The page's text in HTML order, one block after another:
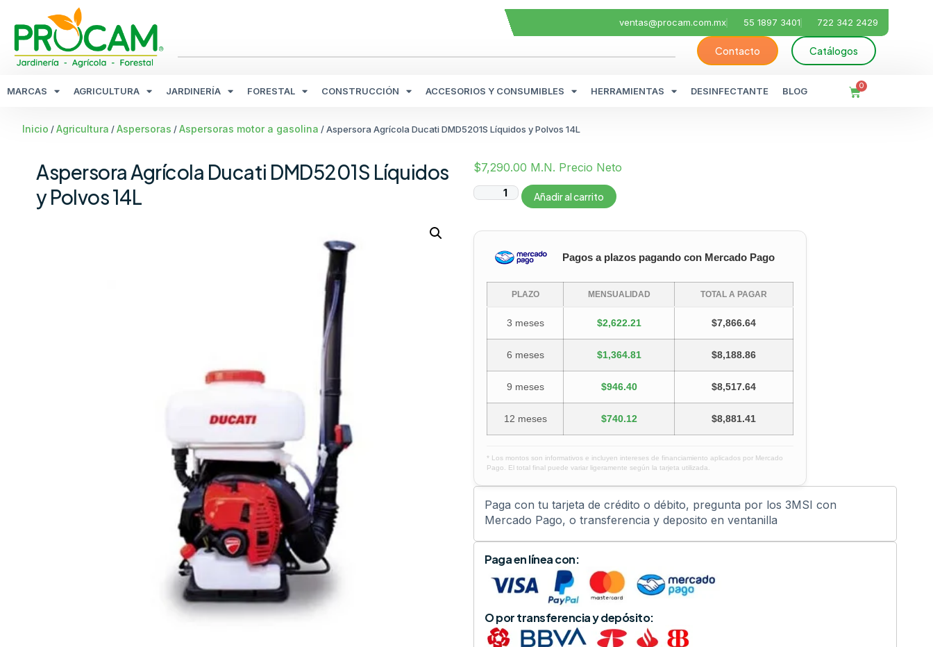
ventas@procam.com.mx 55 1897 3401 722 342 2429
Contacto Catálogos
MARCAS AGRICULTURA JARDINERÍA FORESTAL CONSTRUCCIÓN ACCESORIOS Y CONSUMIBLES HERRAMIENTAS DESINFECTANTE BLOG 0
Inicio /Agricultura /Aspersoras /Aspersoras motor a gasolina / Aspersora Agrícola Ducati DMD5201S Líquidos y Polvos 14L
Aspersora Agrícola Ducati DMD5201S Líquidos
y Polvos 14L
$7,290.00 M.N. Precio Neto
Añadir al carrito
Pagos a plazos pagando con Mercado Pago
PLAZO MENSUALIDAD TOTAL A PAGAR
3 meses $2,622.21 $7,866.64
6 meses $1,364.81 $8,188.86
9 meses $946.40 $8,517.64
12 meses $740.12 $8,881.41
* Los montos son informativos e incluyen intereses de financiamiento aplicados por Mercado
Pago. El total final puede variar ligeramente según la tarjeta utilizada.
Paga con tu tarjeta de crédito o débito, pregunta por los 3MSI con
Mercado Pago, o transferencia y deposito en ventanilla
Paga en línea con:
O por transferencia y depósito: